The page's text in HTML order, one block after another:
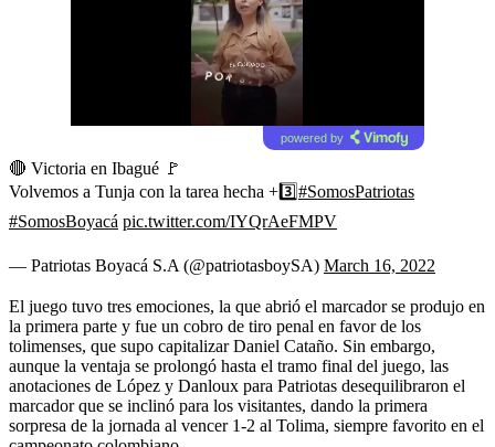
powered by
🔴 Victoria en Ibagué 🚩
Volvemos a Tunja con la tarea hecha +3️⃣#SomosPatriotas
#SomosBoyacá pic.twitter.com/IYQrAeFMPV
— Patriotas Boyacá S.A (@patriotasboySA) March 16, 2022
El juego tuvo tres emociones, la que abrió el marcador se produjo en
la primera parte y fue un cobro de tiro penal en favor de los
tolimenses, que supo capitalizar Daniel Cataño. Sin embargo,
aunque la ventaja se prolongó hasta el tramo final del juego, las
anotaciones de López y Danloux para Patriotas desequilibraron el
marcador que se inclinó para los visitantes, dando la primera
sorpresa de la jornada al vencer 1-2 al Tolima, siempre favorito en el